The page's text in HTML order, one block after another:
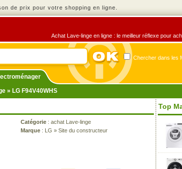
de prix pour votre shopping en ligne.
Achat Lave-linge en ligne : le meilleur réflexe pour
Chercher dans les
» LG F94V40WHS
Catégorie : achat Lave-linge
Marque : LG » Site du constructeur
Top